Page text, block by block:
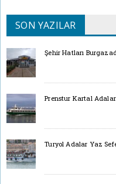
SON YAZILAR
Şehir Hatları
Prenstur Kartal
Turyol Adalar Yaz